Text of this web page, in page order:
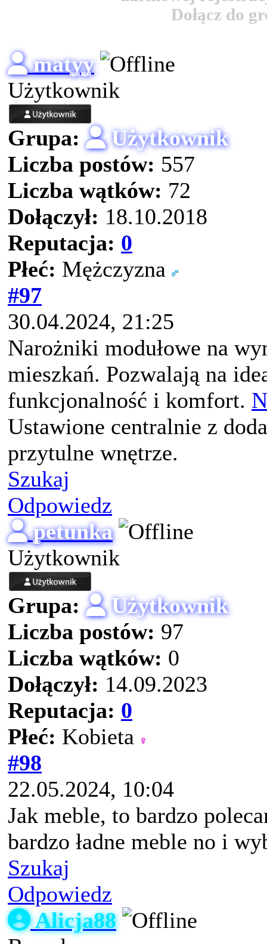
Dołącz do
matyy
Użytkownik
Grupa:
Użytkownik
Liczba postów: 557
Liczba wątków: 72
Dołączył: 18.10.2018
Reputacja: 0
Płeć: Mężczyzna
#97
30.04.2024, 21:25
Narożniki modułowe na
mieszkań. Pozwalają na
funkcjonalność i komfort.
Ustawione centralnie z
przytulne wnętrze.
Szukaj
Odpowiedz
petunka
Użytkownik
Grupa:
Użytkownik
Liczba postów: 97
Liczba wątków: 0
Dołączył: 14.09.2023
Reputacja: 0
Płeć: Kobieta
#98
22.05.2024, 10:04
Jak meble, to bardzo
bardzo ładne meble no i
Szukaj
Odpowiedz
Alicja88